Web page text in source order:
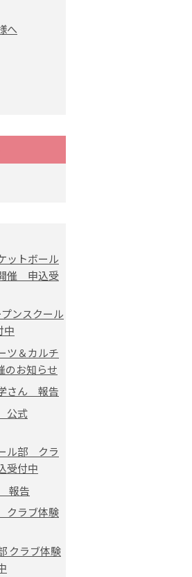
へ
ットボール
催 申込受
ンスクール
中
ツ＆カルチ
のお知らせ
さん 報告
公式
ル部 クラ
受付中
報告
クラブ体験
クラブ体験